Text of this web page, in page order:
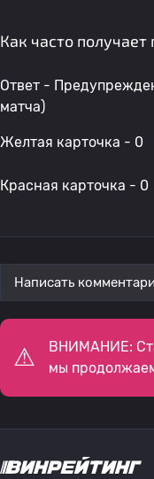
Как часто
Ответ -
матча)
Желтая карточка - 0
Красная карточка - 0
Написать
ВНИМАНИЕ:
мы